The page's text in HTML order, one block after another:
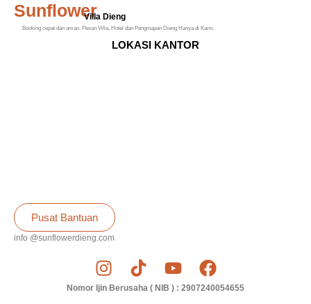
SunflowerVilla Dieng
Booking cepat dan aman. Pesan Villa, Hotel dan Penginapan Dieng Hanya di Kami.
LOKASI KANTOR
Pusat Bantuan
info @sunflowerdieng.com
Nomor Ijin Berusaha ( NIB ) : 2907240054655